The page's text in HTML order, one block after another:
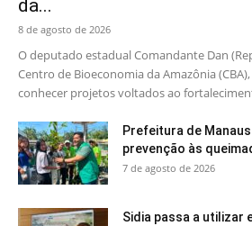
da...
8 de agosto de 2026
O deputado estadual Comandante Dan
Centro de Bioeconomia da Amazônia
conhecer projetos voltados ao
Prefeitura de
prevenção às
7 de agosto de 2026
Sidia passa a utilizar